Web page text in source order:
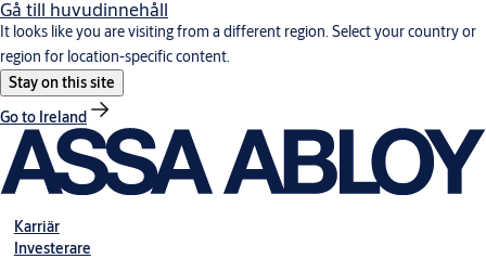
Gå till huvudinnehåll
It looks like you are visiting from a different region. Select your country or
region for location-specific content.
Stay on this site
Go to Ireland
Karriär
Investerare